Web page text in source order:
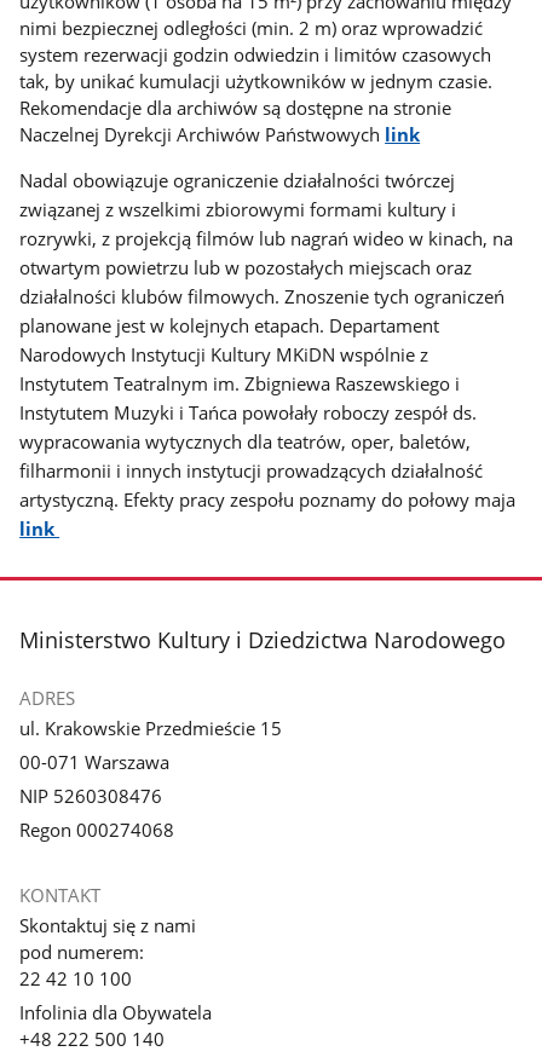
nimi bezpiecznej odległości (min. 2 m) oraz wprowadzić
system rezerwacji godzin odwiedzin i limitów czasowych
tak, by unikać kumulacji użytkowników w jednym czasie.
Rekomendacje dla archiwów są dostępne na stronie
Naczelnej Dyrekcji Archiwów Państwowych link
Nadal obowiązuje ograniczenie działalnościtwórczej
związanej z wszelkimi zbiorowymi formami kultury i
rozrywki, z projekcją filmów lub nagrań wideo w kinach, na
otwartym powietrzu lub w pozostałych miejscach oraz
działalności klubów filmowych. Znoszenie tych ograniczeń
planowane jest w kolejnych etapach. Departament
Narodowych Instytucji Kultury MKiDN wspólnie z
Instytutem Teatralnym im. Zbigniewa Raszewskiego i
Instytutem Muzyki i Tańca powołały roboczy zespół ds.
wypracowania wytycznych dla teatrów, oper, baletów,
filharmonii i innych instytucji prowadzących działalność
artystyczną. Efekty pracy zespołu poznamy do połowy maja
link
stopka
Ministerstwo Kultury i Dziedzictwa Narodowego
ADRES
ul. Krakowskie Przedmieście 15
00-071 Warszawa
NIP 5260308476
Regon 000274068
KONTAKT
Skontaktuj się z nami
pod numerem:
22 42 10 100
Infolinia dla Obywatela
+48 222 500 140